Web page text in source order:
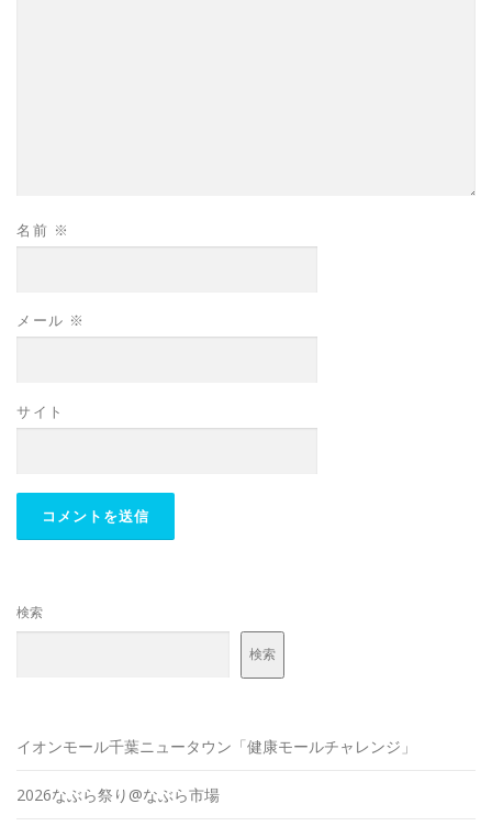
名前 ※
メール ※
サイト
検索
検索
イオンモール千葉ニュータウン「健康モールチャレンジ」
2026なぶら祭り@なぶら市場